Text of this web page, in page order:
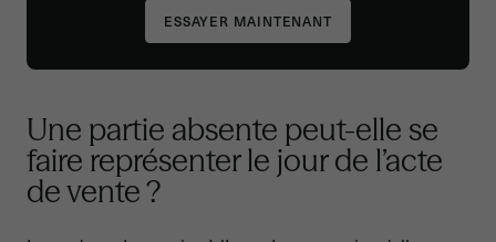
Une partie absente peut-elle se
faire représenter le jour de l’acte
de vente ?